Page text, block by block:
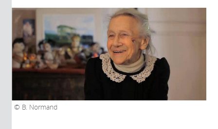
B. Normand